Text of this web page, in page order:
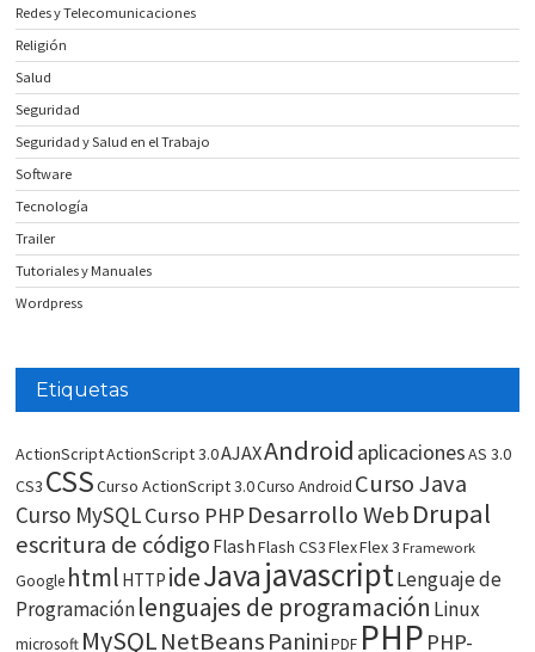
Redes y Telecomunicaciones
Religión
Salud
Seguridad
Seguridad y Salud en el Trabajo
Software
Tecnología
Trailer
Tutoriales y Manuales
Wordpress
Etiquetas
ActionScriptActionScript 3.0AJAXAndroid aplicacionesAS 3.0
CS3 CSSCurso ActionScript 3.0Curso Android Curso Java
Curso MySQLCurso PHP Desarrollo WebDrupal
escritura de código FlashFlash CS3FlexFlex 3 Framework
Google html HTTP ideJavajavascriptLenguaje de
Programaciónlenguajes de programación Linux
microsoft MySQLNetBeans Panini PDF PHP PHP-